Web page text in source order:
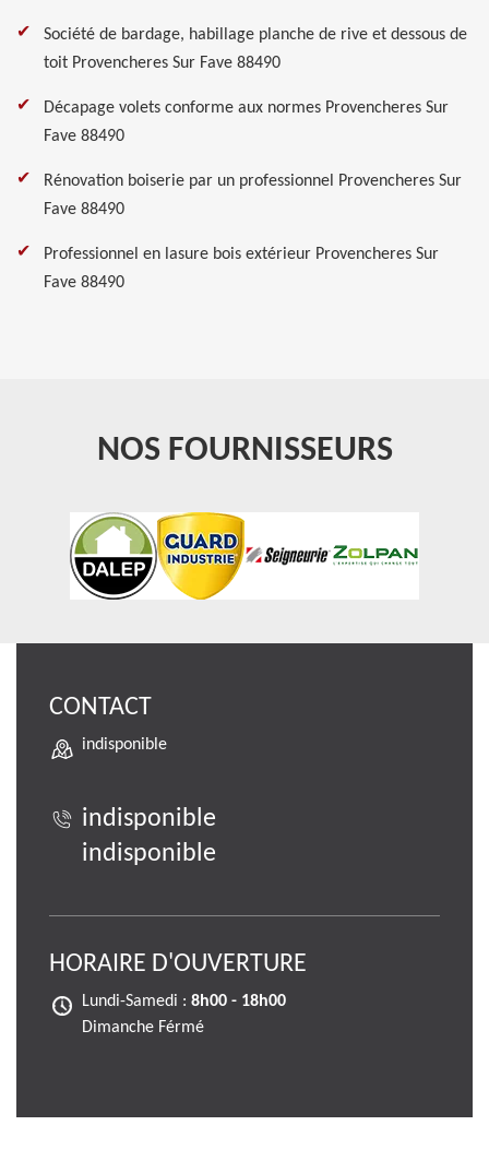
Société de bardage, habillage planche de rive et dessous de
toit Provencheres Sur Fave 88490
Décapage volets conforme aux normes Provencheres Sur
Fave 88490
Rénovation boiserie par un professionnel Provencheres Sur
Fave 88490
Professionnel en lasure bois extérieur Provencheres Sur
Fave 88490
NOS FOURNISSEURS
CONTACT
indisponible
indisponible
indisponible
HORAIRE D'OUVERTURE
Lundi-Samedi : 8h00 - 18h00
Dimanche Férmé